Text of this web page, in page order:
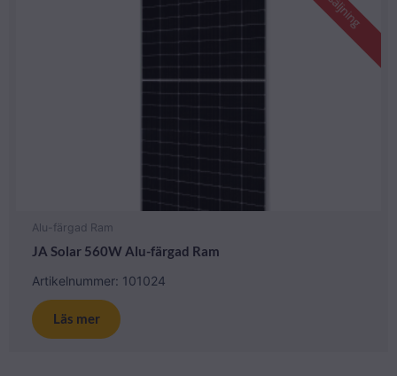
Alu-färgad Ram
JA Solar 560W Alu-färgad Ram
Artikelnummer: 101024
Läs mer